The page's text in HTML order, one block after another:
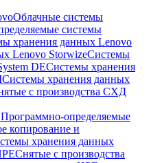
Облачные системы
системы
хранения данных Lenovo
Lenovo StorwizeСистемы
DEСистемы хранения
Системы хранения данных
с производства СХД
Программно-определяемые
копирование и
хранения данных
Снятые с производства